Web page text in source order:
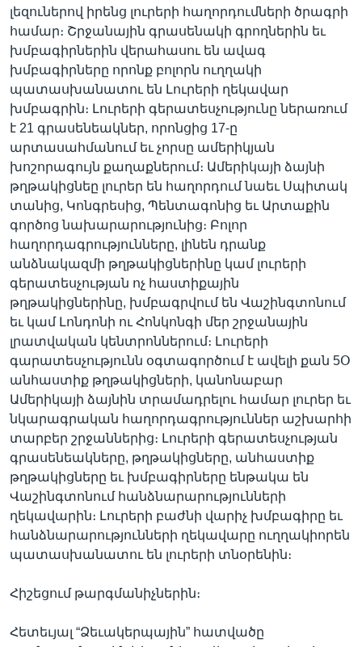
լեզուներով իրենց լուրերի հաղորդումների ծրագրի
համար։ Շրջանային գրասենակի գրողներին եւ
խմբագիրներին վերահասու են ավագ
խմբագիրները որոնք բոլորն ուղղակի
պատասխանատու են Լուրերի ղեկավար
խմբագրին։ Լուրերի գերատեսչությունը ներառում
է 21 գրասենեակներ, որոնցից 17-ը
արտասահմանում եւ չորսը ամերիկյան
խոշորագույն քաղաքներում։ Ամերիկայի ձայնի
թղթակիցնեը լուրեր են հաղորդում նաեւ Սպիտակ
տանից, Կոնգրեսից, Պենտագոնից եւ Արտաքին
գործոց նախարարությունից։ Բոլոր
հաղորդագրությունները, լինեն դրանք
անձնակազմի թղթակիցներինը կամ լուրերի
գերատեսչության ոչ հաստիքային
թղթակիցներինը, խմբագրվում են Վաշինգտոնում
եւ կամ Լոնդոնի ու Հոնկոնգի մեր շրջանային
լրատվական կենտրոններում։ Լուրերի
գարատեսչությունն օգտագործում է ավելի քան 5Օ
անհաստիք թղթակիցների, կանոնաբար
Ամերիկայի ձայնին տրամադրելու համար լուրեր եւ
նկարագրական հաղորդագրություններ աշխարհի
տարբեր շրջաններից։ Լուրերի գերատեսչության
գրասենեակները, թղթակիցները, անհաստիք
թղթակիցները եւ խմբագիրները ենթակա են
Վաշինգտոնում հանձնարարությունների
ղեկավարին։ Լուրերի բաժնի վարիչ խմբագիրը եւ
հանձնարարությունների ղեկավարը ուղղակիորեն
պատասխանատու են լուրերի տնօրենին։
Հիշեցում թարգմանիչներին։
Հետեւյալ “Ձեւակերպային” հատվածը